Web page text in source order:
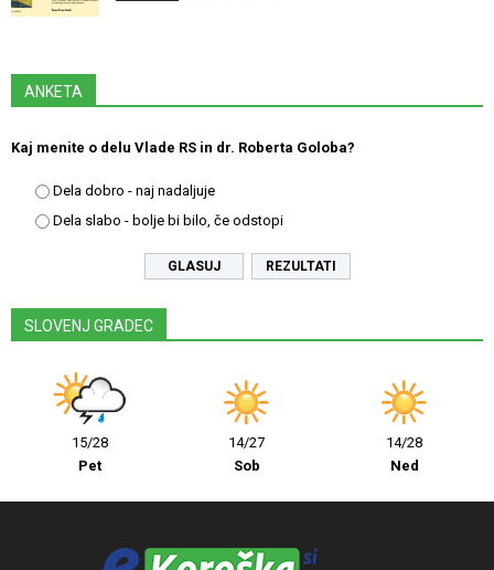
ANKETA
Kaj menite o delu Vlade RS in dr. Roberta Goloba?
Dela dobro - naj nadaljuje
Dela slabo - bolje bi bilo, če odstopi
REZULTATI
SLOVENJ GRADEC
15/28
Pet
14/27
Sob
14/28
Ned